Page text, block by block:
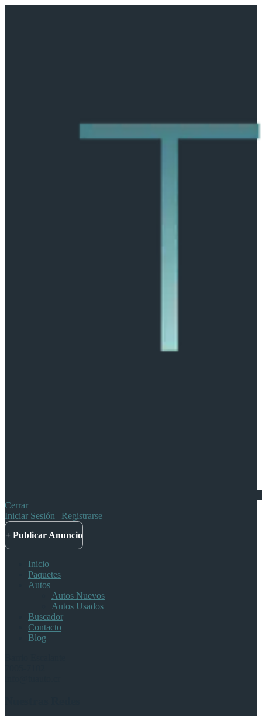
Cerrar
Iniciar Sesión
Registrarse
+ Publicar Anuncio
Inicio
Paquetes
Autos
Autos Nuevos
Autos Usados
Buscador
Contacto
Blog